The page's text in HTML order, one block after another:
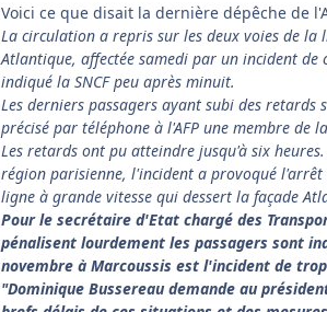
Voici ce que disait la dernière dépêche de
La circulation a repris sur les deux voies de la
Atlantique, affectée samedi par un incident
indiqué la SNCF peu après minuit.
Les derniers passagers ayant subi des
précisé par téléphone à l'AFP une membre de
Les retards ont pu atteindre jusqu'à six
région parisienne, l'incident a provoqué
ligne à grande vitesse qui dessert la façade
Pour le secrétaire d'Etat chargé des
pénalisent lourdement les passagers sont
novembre à Marcoussis est l'incident de
"Dominique Bussereau demande au